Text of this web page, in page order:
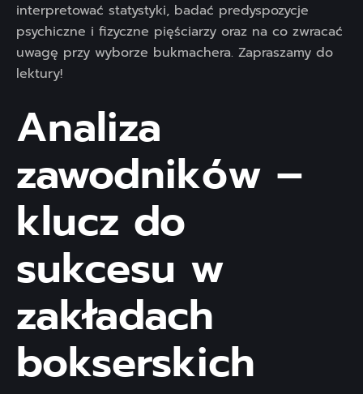
interpretować statystyki, badać predyspozycje
psychiczne i fizyczne pięściarzy oraz na co zwracać
uwagę przy wyborze bukmachera. Zapraszamy do
lektury!
Analiza
zawodników –
klucz do
sukcesu w
zakładach
bokserskich